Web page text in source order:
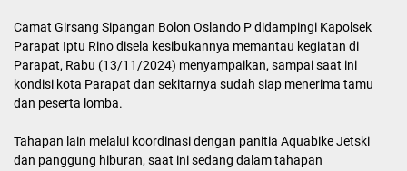
Camat Girsang Sipangan Bolon Oslando P didampingi Kapolsek
Parapat Iptu Rino disela kesibukannya memantau kegiatan di
Parapat, Rabu (13/11/2024) menyampaikan, sampai saat ini
kondisi kota Parapat dan sekitarnya sudah siap menerima tamu
dan peserta lomba.
Tahapan lain melalui koordinasi dengan panitia Aquabike Jetski
dan panggung hiburan, saat ini sedang dalam tahapan